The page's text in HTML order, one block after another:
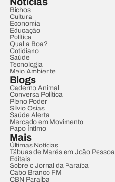
Bichos
Cultura
Economia
Educação
Política
Qual a Boa?
Cotidiano
Saúde
Tecnologia
Meio Ambiente
Blogs
Caderno Animal
Conversa Política
Pleno Poder
Sílvio Osias
Saúde Alerta
Mercado em Movimento
Papo Íntimo
Mais
Últimas Notícias
Tábuas de Marés em João Pessoa
Editais
Sobre o Jornal da Paraíba
Cabo Branco FM
CBN Paraíba